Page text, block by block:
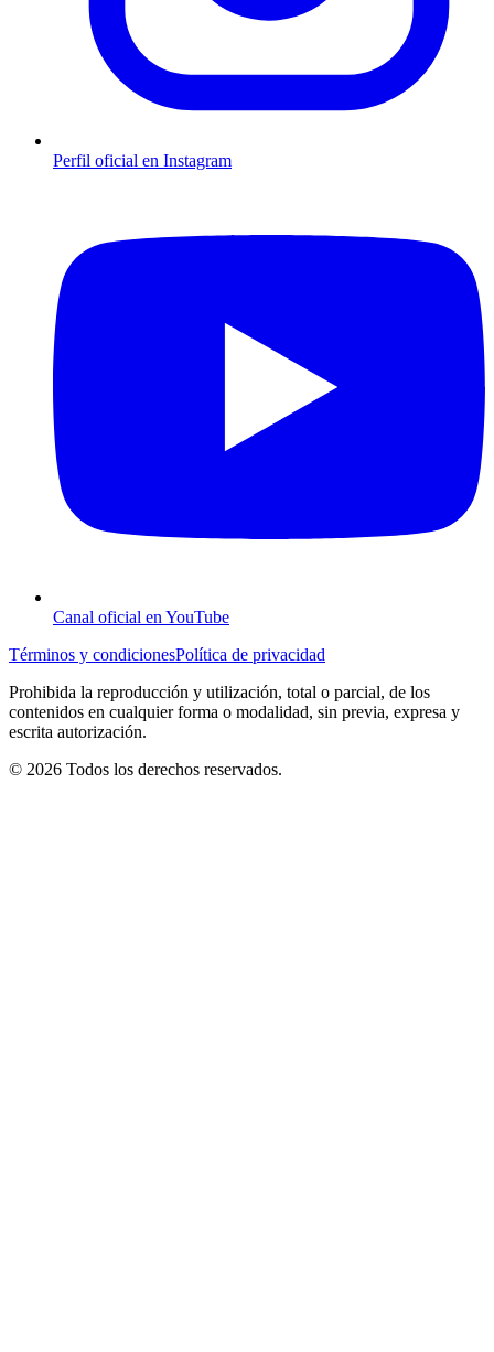
Perfil oficial en Instagram
Canal oficial en YouTube
Términos y condicionesPolítica de privacidad
Prohibida la reproducción y utilización, total o parcial, de los
contenidos en cualquier forma o modalidad, sin previa, expresa y
escrita autorización.
© 2026 Todos los derechos reservados.